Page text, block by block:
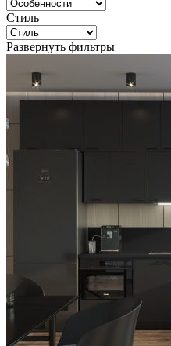
Стиль
Развернуть фильтры